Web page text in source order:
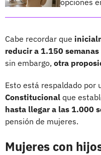
Cabe recordar que
reducir a 1.150 semanas
sin embargo, otra
Esto está respaldado por
Constitucional que
hasta llegar a las 1.000
pensión de mujeres.
Mujeres con